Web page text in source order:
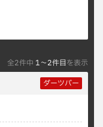
全2件中 1〜2件目を表示
ダーツバー